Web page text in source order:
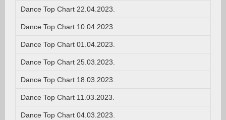
Dance Top Chart 22.04.2023.
Dance Top Chart 10.04.2023.
Dance Top Chart 01.04.2023.
Dance Top Chart 25.03.2023.
Dance Top Chart 18.03.2023.
Dance Top Chart 11.03.2023.
Dance Top Chart 04.03.2023.